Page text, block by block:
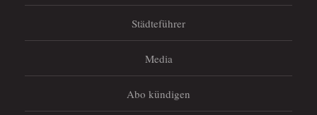
Städteführer
Media
Abo kündigen